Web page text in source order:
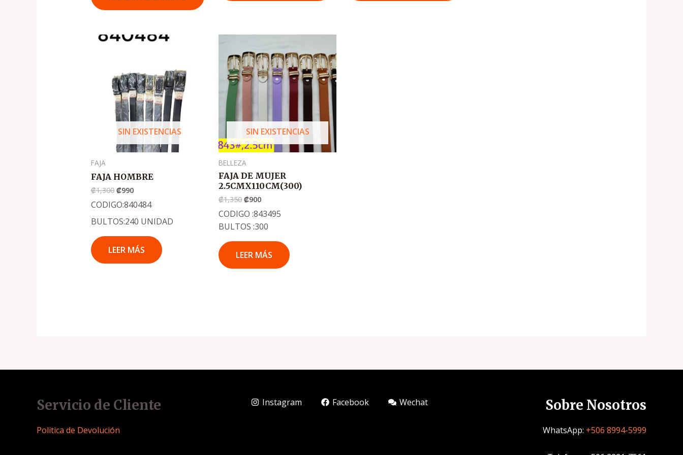
SIN EXISTENCIAS
FAJA
FAJA HOMBRE
₡1,300
El
.
₡1,300
₡990
El
.
₡990
CODIGO:840484
BULTOS:240 UNIDAD
LEER MÁS
SIN EXISTENCIAS
BELLEZA
FAJA DE MUJER
2.5CMX110CM(300)
₡1,350
original
era:
.
₡1,350
₡900
actual
es:
.
₡900
CODIGO :843495
BULTOS :300
LEER MÁS
Servicio de Cliente
Politica de Devolución
Instagram Facebook Wechat Sobre Nosotros
WhatsApp: +506 8994-5999